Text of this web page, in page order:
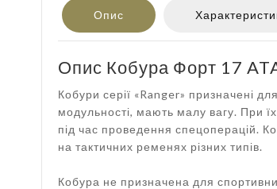
Опис
Опис Кобура Форт 17
Кобури серії «Ranger» призначені
модульності, мають малу вагу. При
під час проведення спецоперацій.
на тактичних ременях різних типів.
Кобура не призначена для